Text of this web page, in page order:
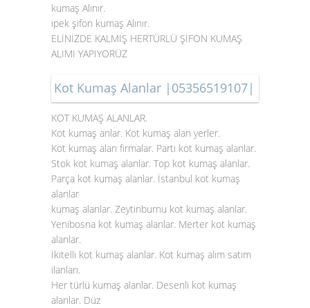
kumaş Alınır.
ipek şifon kumaş Alınır.
ELİNİZDE KALMIŞ HERTÜRLÜ ŞİFON KUMAŞ
ALIMI YAPIYORÜZ
Kot Kumaş Alanlar |05356519107|
KOT KUMAŞ ALANLAR.
Kot kumaş anlar. Kot kumaş alan yerler.
Kot kumaş alan firmalar. Parti kot kumaş alanlar.
Stok kot kumaş alanlar. Top kot kumaş alanlar.
Parça kot kumaş alanlar. İstanbul kot kumaş
alanlar
kumaş alanlar. Zeytinburnu kot kumaş alanlar.
Yenibosna kot kumaş alanlar. Merter kot kumaş
alanlar.
İkitelli kot kumaş alanlar. Kot kumaş alım satım
ilanları.
Her türlü kumaş alanlar. Desenli kot kumaş
alanlar. Düz